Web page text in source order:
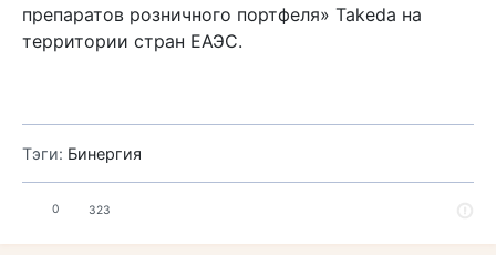
препаратов розничного портфеля» Takeda на
территории стран ЕАЭС.
Тэги: Бинергия
0 323